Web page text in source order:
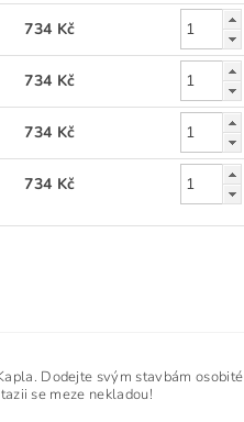
734 Kč
734 Kč
734 Kč
734 Kč
Dodejte svým stavbám
se meze nekladou!